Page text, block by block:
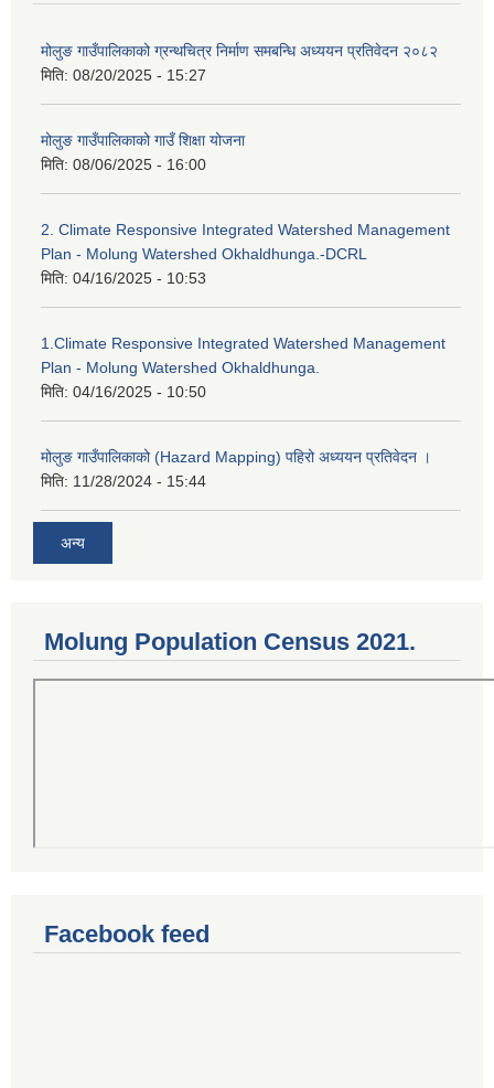
मोलुङ गाउँपालिकाको ग्रन्थचित्र निर्माण समबन्धि अध्ययन प्रतिवेदन २०८२
मिति: 08/20/2025 - 15:27
मोलुङ गाउँपालिकाको गाउँ शिक्षा योजना
मिति: 08/06/2025 - 16:00
2. Climate Responsive Integrated Watershed Management
Plan - Molung Watershed Okhaldhunga.-DCRL
मिति: 04/16/2025 - 10:53
1.Climate Responsive Integrated Watershed Management
Plan - Molung Watershed Okhaldhunga.
मिति: 04/16/2025 - 10:50
मोलुङ गाउँपालिकाको (Hazard Mapping) पहिरो अध्ययन प्रतिवेदन ।
मिति: 11/28/2024 - 15:44
अन्य
Molung Population Census 2021.
Facebook feed